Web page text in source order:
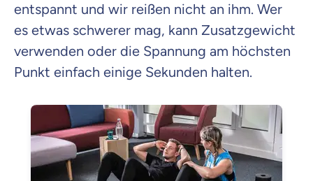
entspannt und wir reißen nicht an ihm. Wer
es etwas schwerer mag, kann Zusatzgewicht
verwenden oder die Spannung am höchsten
Punkt einfach einige Sekunden halten.